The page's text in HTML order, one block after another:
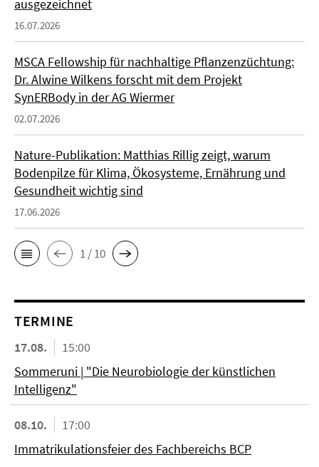
ausgezeichnet
16.07.2026
MSCA Fellowship für nachhaltige Pflanzenzüchtung:
Dr. Alwine Wilkens forscht mit dem Projekt
SynERBody in der AG Wiermer
02.07.2026
Nature-Publikation: Matthias Rillig zeigt, warum
Bodenpilze für Klima, Ökosysteme, Ernährung und
Gesundheit wichtig sind
17.06.2026
1 / 10
TERMINE
17.08.
15:00
Sommeruni | "Die Neurobiologie der künstlichen
Intelligenz"
08.10.
17:00
Immatrikulationsfeier des Fachbereichs BCP